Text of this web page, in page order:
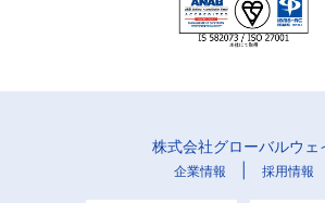
株式会社グローバルウェ
企業情報 採用情報